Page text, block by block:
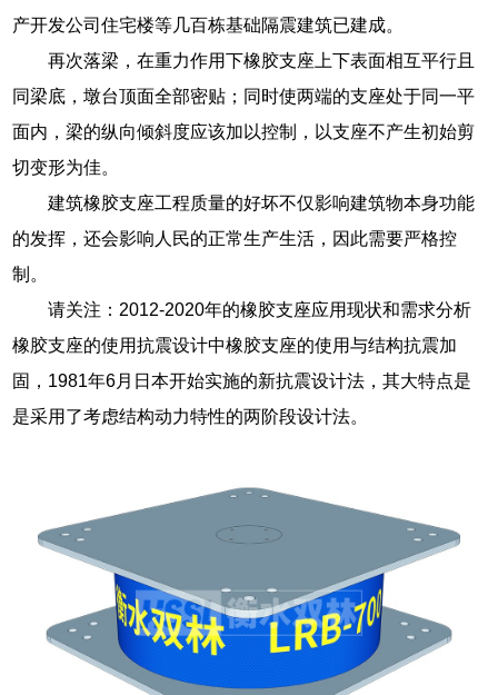
产开发公司住宅楼等几百栋基础隔震建筑已建成。
再次落梁，在重力作用下橡胶支座上下表面相互平行且
同梁底，墩台顶面全部密贴；同时使两端的支座处于同一平
面内，梁的纵向倾斜度应该加以控制，以支座不产生初始剪
切变形为佳。
建筑橡胶支座工程质量的好坏不仅影响建筑物本身功能
的发挥，还会影响人民的正常生产生活，因此需要严格控
制。
请关注：2012-2020年的橡胶支座应用现状和需求分析
橡胶支座的使用抗震设计中橡胶支座的使用与结构抗震加
固，1981年6月日本开始实施的新抗震设计法，其大特点是
是采用了考虑结构动力特性的两阶段设计法。